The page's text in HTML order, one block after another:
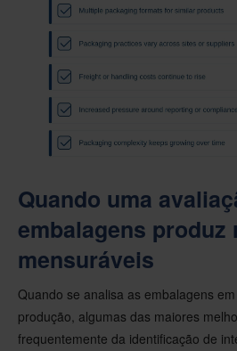
Quando uma
embalagens produz
mensuráveis
Quando se analisa as embalagens
produção, algumas das maiores
frequentemente da identificação de